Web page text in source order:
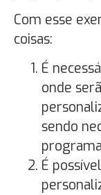
Com esse
coisas:
É
onde
sendo
É